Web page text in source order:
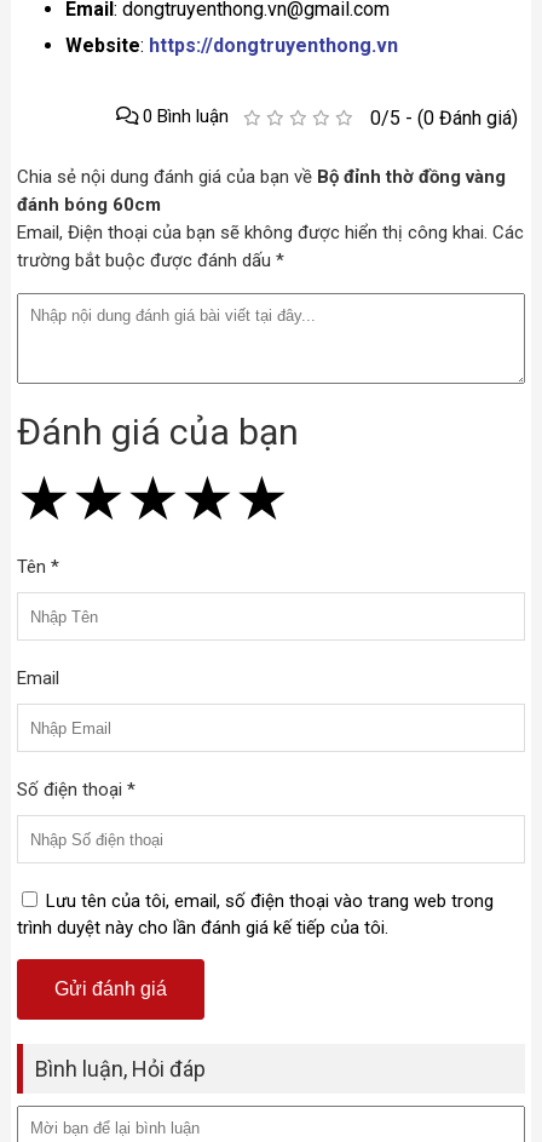
Email : dongtruyenthong.vn@gmail.com
Website: https://dongtruyenthong.vn
0/5 - (0 Đánh giá)
0 Bình luận
Chia sẻ nội dung đánh giá của bạn về Bộ đỉnh thờ đồng vàng
đánh bóng 60cm
Email, Điện thoại của bạn sẽ không được hiển thị công khai. Các
trường bắt buộc được đánh dấu *
Đánh giá của bạn
★
★★
★★★
★★★★
★★★★★
Tên *
Email
Số điện thoại *
Lưu tên của tôi, email, số điện thoại vào trang web trong
trình duyệt này cho lần đánh giá kế tiếp của tôi.
Bình luận, Hỏi đáp